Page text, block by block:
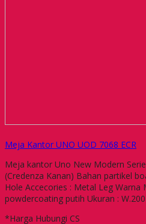
Meja Kantor UNO UOD 7068 ECR
Meja kantor Uno New Modern
(Credenza Kanan) Bahan partikel
Hole Accecories : Metal Leg Warna
powdercoating putih Ukuran :
*Harga Hubungi CS